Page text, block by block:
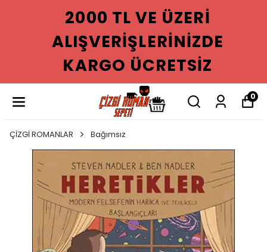
2000 TL VE ÜZERI
ALIŞVERIŞLERINIZDE
KARGO ÜCRETSIZ
0
ÇİZGİ ROMANLAR Bağımsız